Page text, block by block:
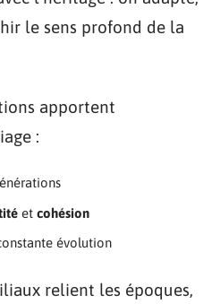
le sens profond de la
apportent
:
et cohésion
évolution
relient les époques,